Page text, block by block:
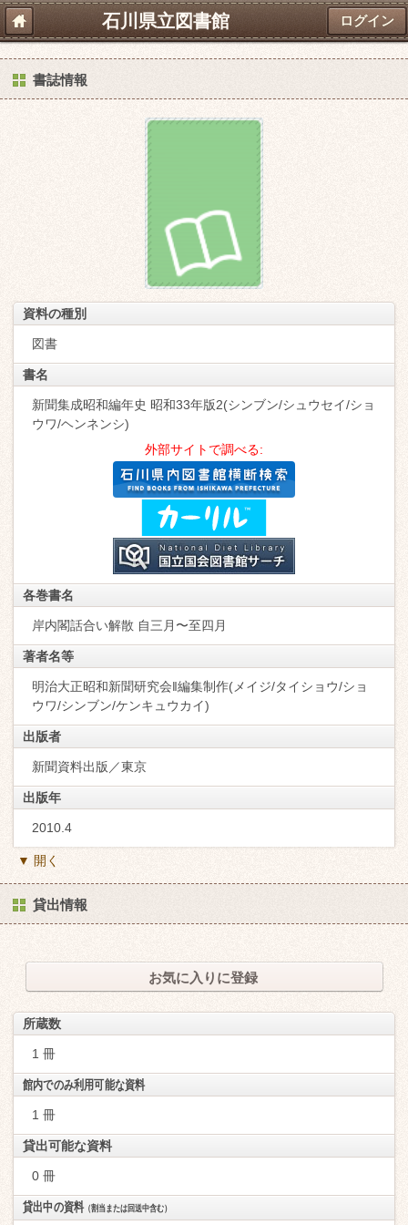
石川県立図書館 ログイン
書誌情報
資料の種別
図書
書名
新聞集成昭和編年史 昭和33年版2(シンブン/シュウセイ/ショ
ウワ/ヘンネンシ)
外部サイトで調べる:
各巻書名
岸内閣話合い解散 自三月〜至四月
著者名等
明治大正昭和新聞研究会‖編集制作(メイジ/タイショウ/ショ
ウワ/シンブン/ケンキュウカイ)
出版者
新聞資料出版／東京
出版年
2010.4
▼ 開く
貸出情報
お気に入りに登録
所蔵数
1 冊
館内でのみ利用可能な資料
1 冊
貸出可能な資料
0 冊
貸出中の資料（割当または回送中含む）